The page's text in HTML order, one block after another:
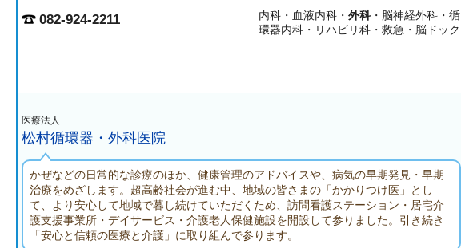
082-924-2211 内科・血液内科・外科・脳神経外科・循
環器内科・リハビリ科・救急・脳ドック
医療法人
松村循環器・外科医院
かぜなどの日常的な診療のほか、健康管理のアドバイスや、病気の早期発見・早期
治療をめざします。超高齢社会が進む中、地域の皆さまの「かかりつけ医」とし
て、より安心して地域で暮し続けていただくため、訪問看護ステーション・居宅介
護支援事業所・デイサービス・介護老人保健施設を開設して参りました。引き続き
「安心と信頼の医療と介護」に取り組んで参ります。